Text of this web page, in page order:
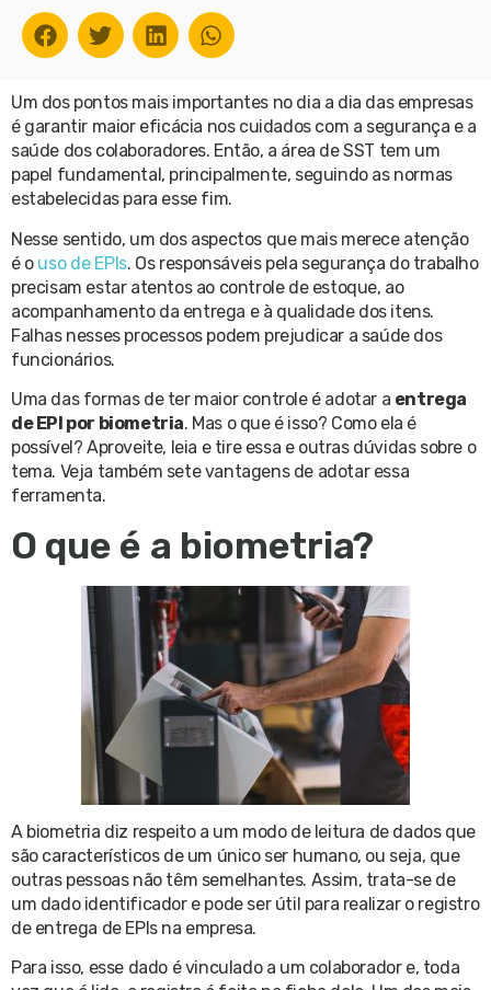
Um dos pontos mais importantes no dia a dia das empresas
é garantir maior eficácia nos cuidados com a segurança e a
saúde dos colaboradores. Então, a área de SST tem um
papel fundamental, principalmente, seguindo as normas
estabelecidas para esse fim.
Nesse sentido, um dos aspectos que mais merece atenção
é o uso de EPIs. Os responsáveis pela segurança do trabalho
precisam estar atentos ao controle de estoque, ao
acompanhamento da entrega e à qualidade dos itens.
Falhas nesses processos podem prejudicar a saúde dos
funcionários.
Uma das formas de ter maior controle é adotar a entrega
de EPI por biometria. Mas o que é isso? Como ela é
possível? Aproveite, leia e tire essa e outras dúvidas sobre o
tema. Veja também sete vantagens de adotar essa
ferramenta.
O que é a biometria?
A biometria diz respeito a um modo de leitura de dados que
são característicos de um único ser humano, ou seja, que
outras pessoas não têm semelhantes. Assim, trata-se de
um dado identificador e pode ser útil para realizar o registro
de entrega de EPIs na empresa.
Para isso, esse dado é vinculado a um colaborador e, toda